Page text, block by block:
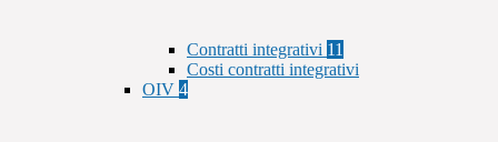
Contratti integrativi 11
Costi contratti integrativi
OIV 4